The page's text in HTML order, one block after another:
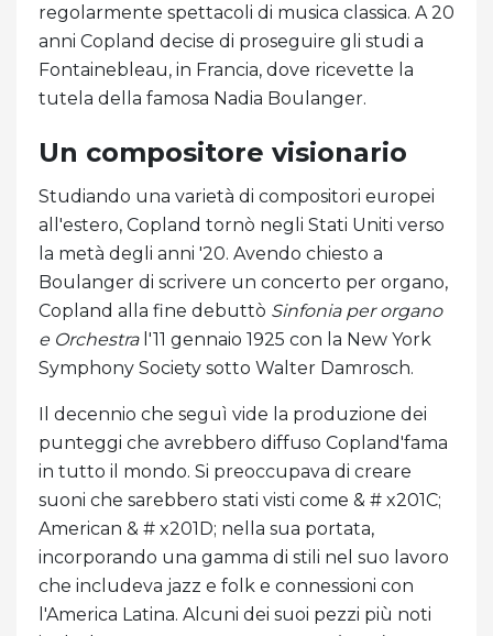
regolarmente spettacoli di musica classica. A 20
anni Copland decise di proseguire gli studi a
Fontainebleau, in Francia, dove ricevette la
tutela della famosa Nadia Boulanger.
Un compositore visionario
Studiando una varietà di compositori europei
all'estero, Copland tornò negli Stati Uniti verso
la metà degli anni '20. Avendo chiesto a
Boulanger di scrivere un concerto per organo,
Copland alla fine debuttò Sinfonia per organo
e Orchestra l'11 gennaio 1925 con la New York
Symphony Society sotto Walter Damrosch.
Il decennio che seguì vide la produzione dei
punteggi che avrebbero diffuso Copland'fama
in tutto il mondo. Si preoccupava di creare
suoni che sarebbero stati visti come & # x201C;
American & # x201D; nella sua portata,
incorporando una gamma di stili nel suo lavoro
che includeva jazz e folk e connessioni con
l'America Latina. Alcuni dei suoi pezzi più noti